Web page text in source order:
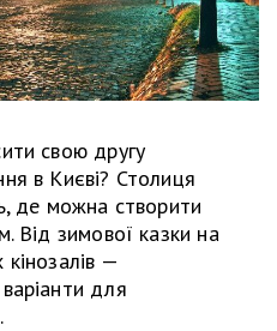
свою другу
в Києві? Столиця
де можна створити
Від зимової казки на
—
для